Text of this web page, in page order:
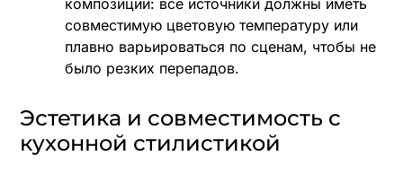
композиции: все источники должны иметь
совместимую цветовую температуру или
плавно варьироваться по сценам, чтобы не
было резких перепадов.
Эстетика и совместимость с
кухонной стилистикой